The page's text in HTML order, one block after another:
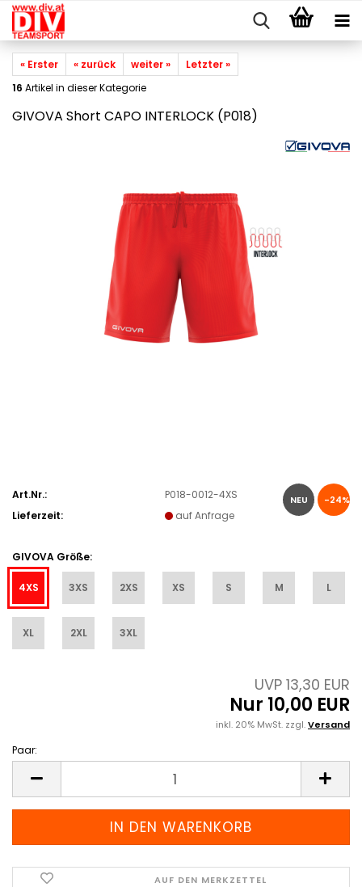
« Erster « zurück weiter »
Letzter »
16 Artikel in dieser Kategorie
GIVOVA Short CAPO INTERLOCK (P018)
NEU -24%
Art.Nr.:
P018-0012-4XS
Lieferzeit:
auf Anfrage
GIVOVA Größe:
4XS 3XS 2XS XS S M L
XL 2XL 3XL
UVP 13,30 EUR
Nur 10,00 EUR
inkl. 20% MwSt. zzgl.Versand
Paar:
AUF DEN MERKZETTEL